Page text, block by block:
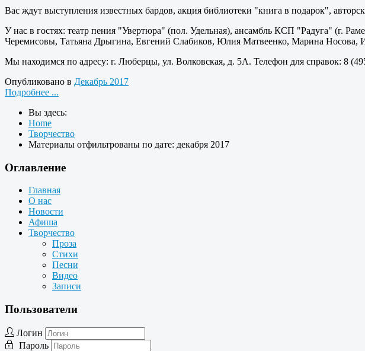
Вас ждут выступления известных бардов, акция библиотеки "книга в подарок",
У нас в гостях: театр пения "Увертюра" (пол. Удельная), ансамбль КСП "Радуга" (г.
Черемисовы, Татьяна Дрыгина, Евгений Слабиков, Юлия Матвеенко, Марина
Мы находимся по адресу: г. Люберцы, ул. Волковская, д. 5А. Телефон для справок: 8
Опубликовано в Декабрь 2017
Подробнее ...
Вы здесь:
Home
Творчество
Материалы отфильтрованы по дате: декабря 2017
Оглавление
Главная
О нас
Новости
Афиша
Творчество
Проза
Стихи
Песни
Видео
Записи
Пользователи
Логин
Пароль